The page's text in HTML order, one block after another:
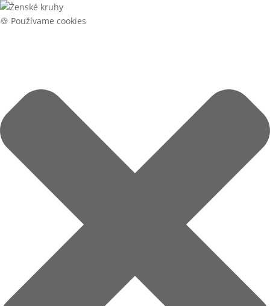
🍪 Používame cookies